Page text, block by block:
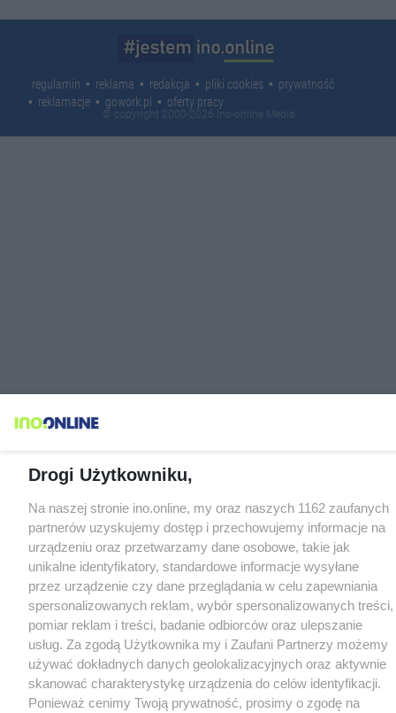
regulamin reklama redakcja pliki cookies
prywatność
reklamacje
gowork.pl oferty pracy
© copyright 2000-2026 Ino-online Media
Drogi Użytkowniku,
Na naszej stronie ino.online, my oraz naszych 1162 zaufanych
partnerów uzyskujemy dostęp i przechowujemy informacje na
urządzeniu oraz przetwarzamy dane osobowe, takie jak
unikalne identyfikatory, standardowe informacje wysyłane
przez urządzenie czy dane przeglądania w celu zapewniania
spersonalizowanych reklam, wybór spersonalizowanych treści,
pomiar reklam i treści, badanie odbiorców oraz ulepszanie
usług. Za zgodą Użytkownika my i Zaufani Partnerzy możemy
używać dokładnych danych geolokalizacyjnych oraz aktywnie
skanować charakterystykę urządzenia do celów identyfikacji.
Ponieważ cenimy Twoją prywatność, prosimy o zgodę na